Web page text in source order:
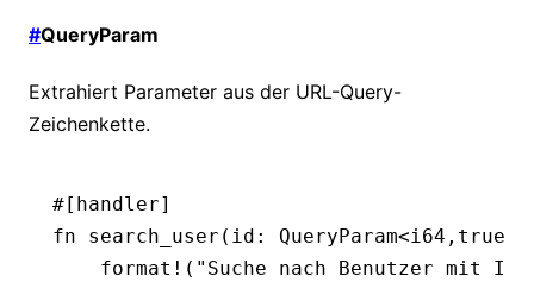
#QueryParam
Extrahiert Parameter aus der URL-Query-
Zeichenkette.
#[handler]
fn search_user (id : QueryParam<i64
    format!
( "Suche nach Benutzer mit